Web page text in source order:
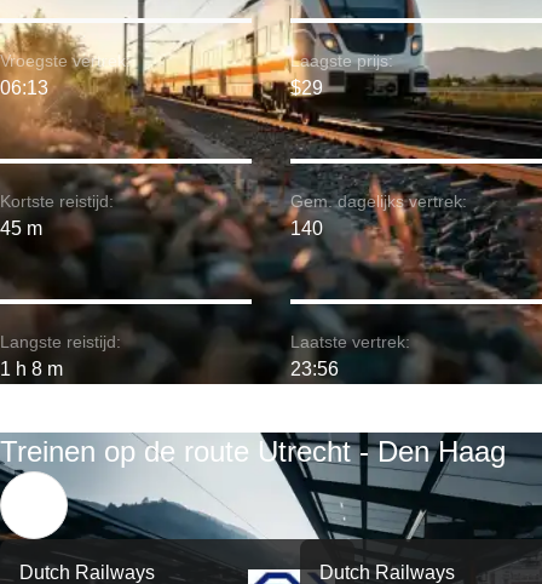
Kortste reistijd:
45 m
Vroegste vertrek:
06:13
Langste reistijd:
1 h 8 m
Laagste prijs:
$29
Gem. dagelijks vertrek:
140
Laatste vertrek:
23:56
Treinen op de route Utrecht - Den Haag
Dutch Railways Dutch Railways